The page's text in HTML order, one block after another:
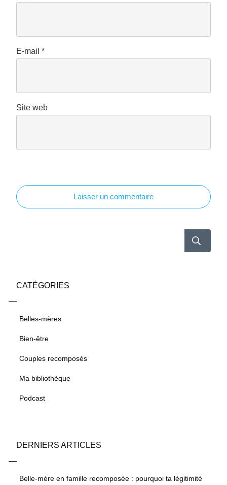
E-mail *
Site web
Laisser un commentaire
CATÉGORIES
Belles-mères
Bien-être
Couples recomposés
Ma bibliothèque
Podcast
DERNIERS ARTICLES
Belle-mère en famille recomposée : pourquoi ta légitimité